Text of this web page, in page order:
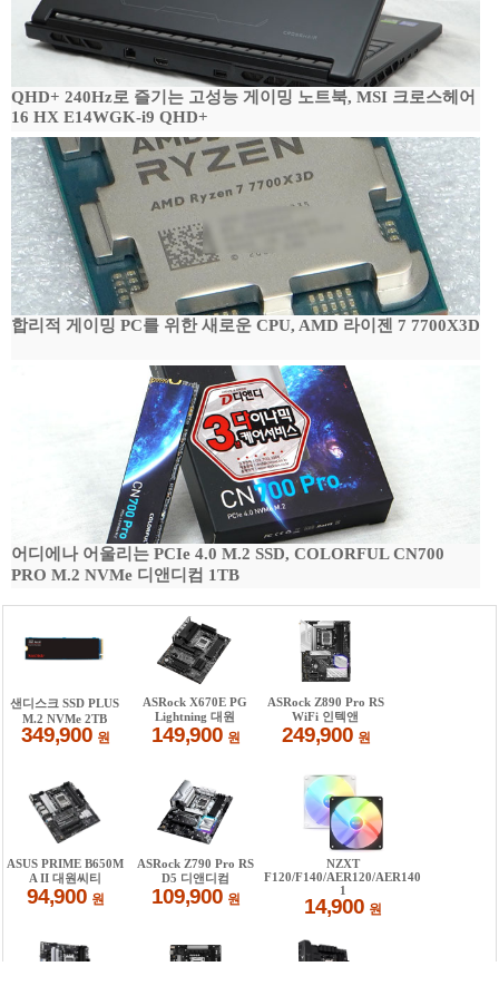
QHD+ 240Hz로 즐기는 고성능 게이밍 노트북, MSI 크로스헤어
16 HX E14WGK-i9 QHD+
합리적 게이밍 PC를 위한 새로운 CPU, AMD 라이젠 7 7700X3D
어디에나 어울리는 PCIe 4.0 M.2 SSD, COLORFUL CN700
PRO M.2 NVMe 디앤디컴 1TB